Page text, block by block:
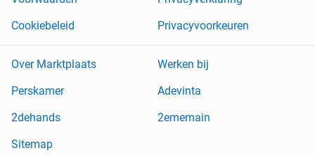
Cookiebeleid
Privacyvoorkeuren
Over Marktplaats
Werken bij
Perskamer
Adevinta
2dehands
2ememain
Sitemap